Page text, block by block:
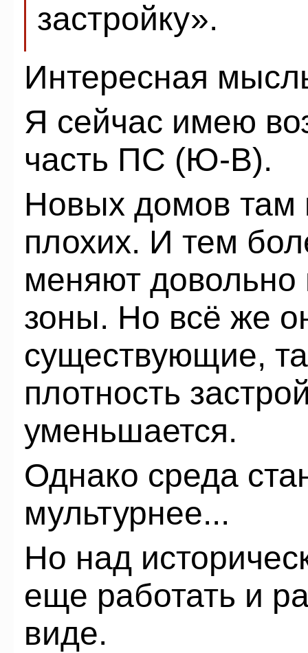
застройку».
Интересная
Я сейчас имею
часть ПС (Ю-В).
Новых домов там
плохих. И тем
меняют довольно
зоны. Но всё же
существующие,
плотность
уменьшается.
Однако среда
мультурнее...
Но над
еще работать и
виде.